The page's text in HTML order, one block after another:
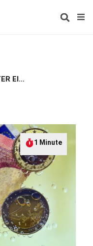
EUGH: EIGENTÜMER UND VERMIETER EINER IMMOBILIE ALS VERPFLICHTETER?
1 Minute